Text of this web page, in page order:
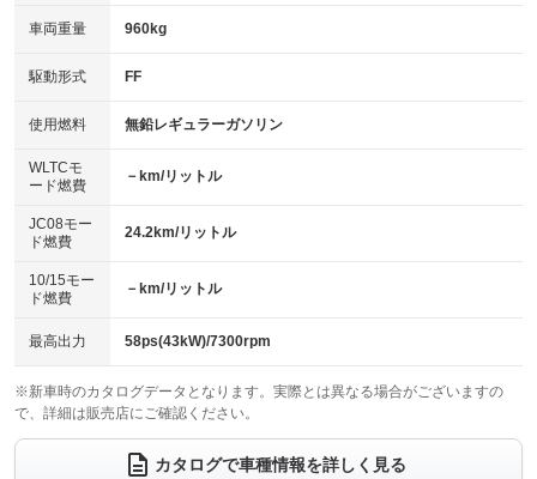
アイドリングストップ
：装備あり
USB入力端子
：装備なし
100V電源
：装備なし
センターデフロック
：装備なし
電動格納ミラー
：装備あり
キーレス
HID(キセノンライト)
：装備あり
バックカメラ
：装備なし
エアロ
：装備なし
：装備なし
パワーシート
ベンチシート
：装備あり
チップアップシート
：装備なし
：装備なし ：装備なし
ウォークスルー
：装備なし
電動リアゲート フロントカメラ
：装備なし
車両重量 960kg
駆動形式 FF
使用燃料 無鉛レギュラーガソリン
WLTCモ
ード燃費
－km/リットル
JC08モー
ド燃費
24.2km/リットル
10/15モー
ド燃費
－km/リットル
最高出力 58ps(43kW)/7300rpm
※新車時のカタログデータとなります。実際とは異なる場合がございますの
で、詳細は販売店にご確認ください。
カタログで車種情報を詳しく見る